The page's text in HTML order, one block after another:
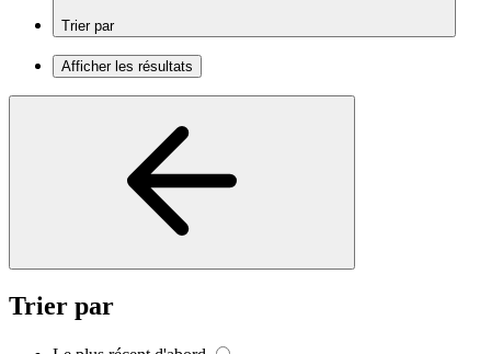
Trier par
Afficher les résultats
Trier par